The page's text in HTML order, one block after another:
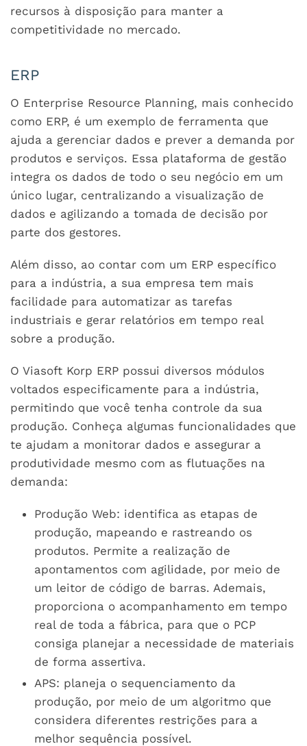
recursos à disposição para manter a
competitividade no mercado.
ERP
O Enterprise Resource Planning, mais conhecido
como ERP, é um exemplo de ferramenta que
ajuda a gerenciar dados e prever a demanda por
produtos e serviços. Essa plataforma de gestão
integra os dados de todo o seu negócio em um
único lugar, centralizando a visualização de
dados e agilizando a tomada de decisão por
parte dos gestores.
Além disso, ao contar com um ERP específico
para a indústria, a sua empresa tem mais
facilidade para automatizar as tarefas
industriais e gerar relatórios em tempo real
sobre a produção.
O Viasoft Korp ERP possui diversos módulos
voltados especificamente para a indústria,
permitindo que você tenha controle da sua
produção. Conheça algumas funcionalidades que
te ajudam a monitorar dados e assegurar a
produtividade mesmo com as flutuações na
demanda:
Produção Web: identifica as etapas de
produção, mapeando e rastreando os
produtos. Permite a realização de
apontamentos com agilidade, por meio de
um leitor de código de barras. Ademais,
proporciona o acompanhamento em tempo
real de toda a fábrica, para que o PCP
consiga planejar a necessidade de materiais
de forma assertiva.
APS: planeja o sequenciamento da
produção, por meio de um algoritmo que
considera diferentes restrições para a
melhor sequência possível.